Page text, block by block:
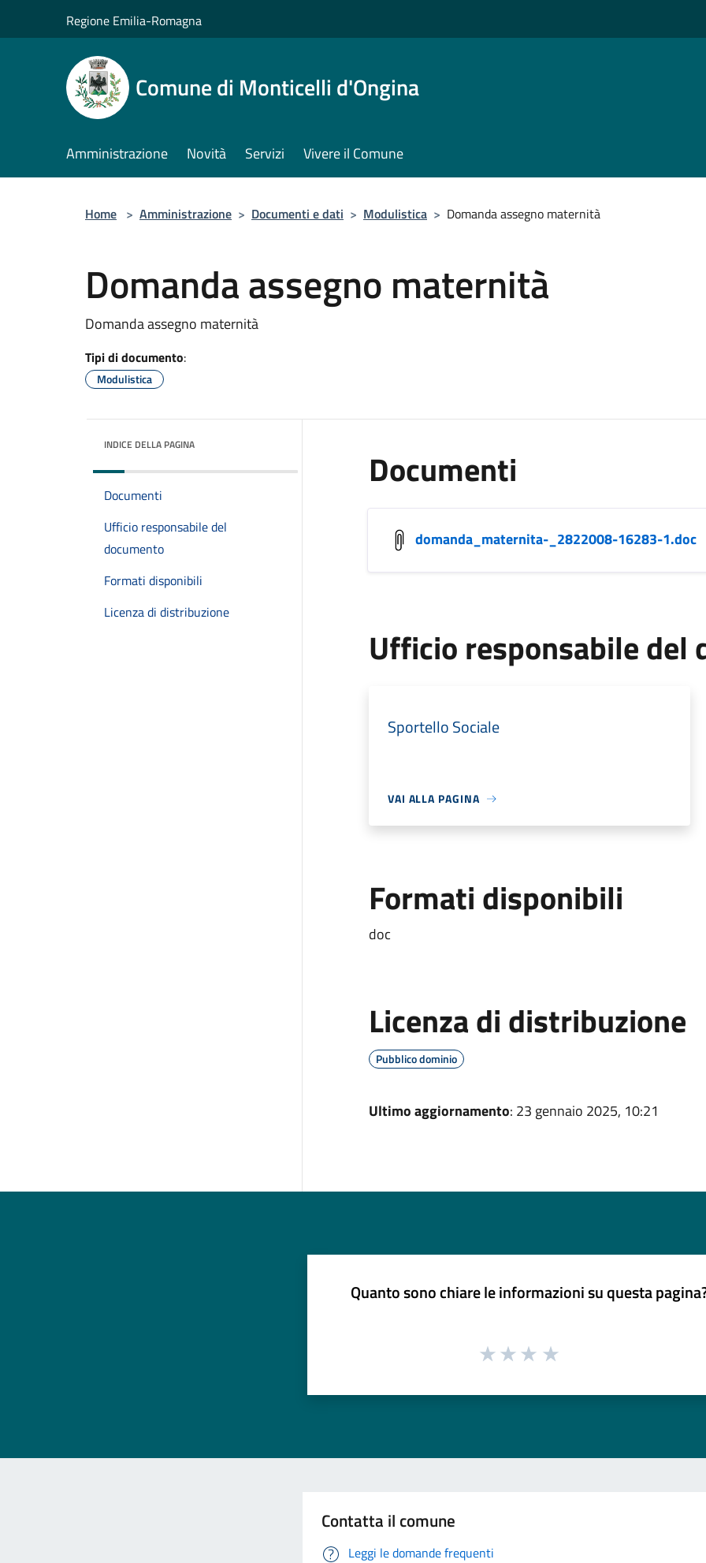
Regione Emilia-Romagna
Comune di Monticelli d'Ongina
Amministrazione Novità Servizi Vivere il Comune
Home > Amministrazione > Documenti e dati > Modulistica > Domanda assegno maternità
Domanda assegno maternità
Domanda assegno maternità
Tipi di documento:
Modulistica
INDICE DELLA PAGINA
Documenti
Ufficio responsabile del
documento
Formati disponibili
Licenza di distribuzione
Documenti
domanda_maternita-_2822008-16283-1.doc
Ufficio responsabile del
Sportello Sociale
VAI ALLA PAGINA
Formati disponibili
doc
Licenza di distribuzione
Pubblico dominio
Ultimo aggiornamento: 23 gennaio 2025, 10:21
Quanto sono chiare le informazioni su questa
Contatta il comune
Leggi le domande frequenti